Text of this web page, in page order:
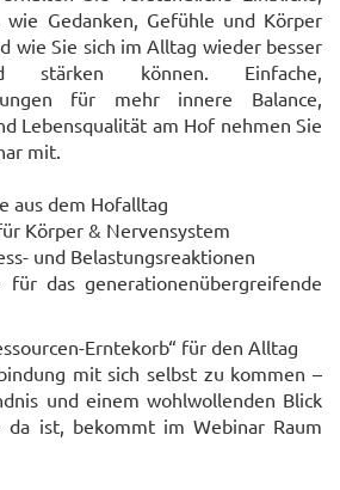
Gedanken, Gefühle und Körper
wie Sie sich im Alltag wieder besser
stärken können. Einfache,
für mehr innere Balance,
Lebensqualität am Hof nehmen Sie
mit.
aus dem Hofalltag
Körper & Nervensystem
und Belastungsreaktionen
für das generationenübergreifende
Erntekorb“ für den Alltag
mit sich selbst zu kommen –
und einem wohlwollenden Blick
da ist, bekommt im Webinar Raum